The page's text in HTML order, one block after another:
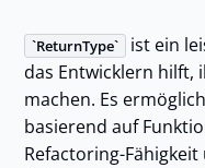
ReturnType
ist ein
das Entwicklern hilft,
machen. Es
basierend auf
Refactoring-